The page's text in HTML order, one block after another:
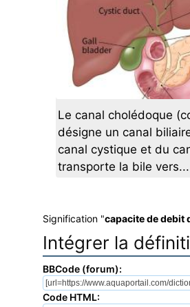
Le canal cholédoque
désigne un canal
canal cystique et du
transporte la bile vers...
Signification "capacite de debit
Intégrer la
BBCode (forum):
Code HTML: